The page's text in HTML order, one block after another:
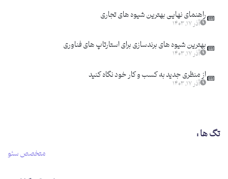
راهنمای نهایی بهترین شیوه های تجاری
آذر ۱۷, ۱۴۰۳
بهترین شیوه های برندسازی برای استارتاپ های فناوری
آذر ۱۷, ۱۴۰۳
از منظری جدید به کسب و کار خود نگاه کنید
آذر ۱۷, ۱۴۰۳
تگ ها :
متخصص سئو